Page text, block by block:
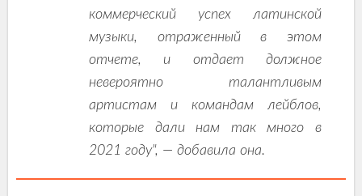
коммерческий успех латинской
музыки, отраженный в этом
отчете, и отдает должное
невероятно талантливым
артистам и командам лейблов,
которые дали нам так много в
2021 году", — добавила она.